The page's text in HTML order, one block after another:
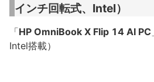
インチ回転式、Intel）
「HP OmniBook X Flip 14 AI PC
Intel搭載）